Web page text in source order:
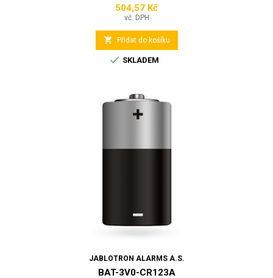
Cena
504,57 Kč
vč. DPH
 Přidat do košíku
 SKLADEM
JABLOTRON ALARMS A.S.
BAT-3V0-CR123A